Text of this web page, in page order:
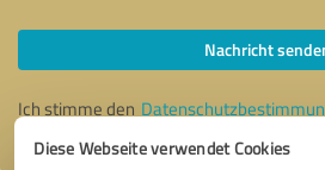
Diese Webseite verwendet Cookies
Nachricht
Ich stimme den